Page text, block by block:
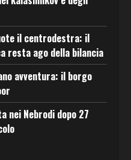
il centrodestra: il
resta ago della bilancia
avventura: il borgo
nei Nebrodi dopo 27